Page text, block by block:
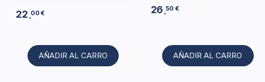
22 00 €
AÑADIR AL CARRO
26 ,50 €
AÑADIR AL CARRO